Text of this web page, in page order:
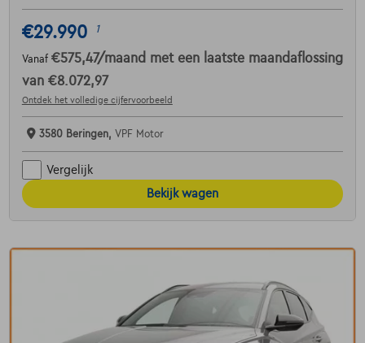
€29.990 1
Vanaf €575,47/maand met een laatste maandaflossing
van €8.072,97
Ontdek het volledige cijfervoorbeeld
3580 Beringen, VPF Motor
Vergelijk
Bekijk wagen